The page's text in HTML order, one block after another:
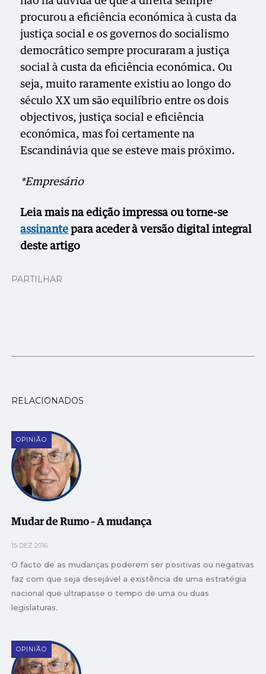
procurou a eficiência económica à custa da
justiça social e os governos do socialismo
democrático sempre procuraram a justiça
social à custa da eficiência económica. Ou
seja, muito raramente existiu ao longo do
século XX um são equilíbrio entre os dois
objectivos, justiça social e eficiência
económica, mas foi certamente na
Escandinávia que se esteve mais próximo.
*Empresário
Leia mais na edição impressa ou torne-se
assinante para aceder à versão digital integral
deste artigo
PARTILHAR
RELACIONADOS
OPINIÃO
Mudar de Rumo – A mudança
15 DEZ 2016
O facto de as mudanças poderem ser positivas ou negativas
faz com que seja desejável a existência de uma estratégia
nacional que ultrapasse o tempo de uma ou duas
legislaturas.
OPINIÃO